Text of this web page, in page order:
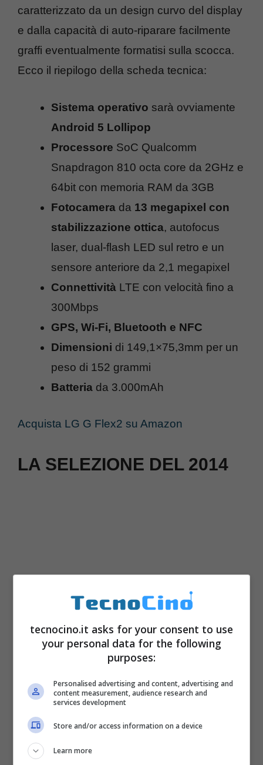
caratterizzato da un design curvo del display
e dalla capacità di auto-riparare facilmente
graffi eventualmente formatisi sulla scocca.
Ecco il riepilogo della scheda tecnica:
Sistema operativo sarà ovviamente
Android 5 Lollipop
Processore SoC Qualcomm
Snapdragon 810 octa core da 2GHz e
64bit con memoria RAM da 3GB
Fotocamera da 13 megapixel con
stabilizzazione ottica, autofocus
laser, dual-flash LED sul retro e un
sensore anteriore da 2,1 megapixel
Connettività LTE con velocità fino a
300Mbps
GPS, Wi-Fi, Bluetooth e NFC
Dimensioni di 149,1×75,3mm per un
peso di 152 grammi
Batteria da 3.000mAh
Acquista LG G Flex2 su Amazon
LA SELEZIONE DEL 2014
1) Sony Xperia M
tecnocino.it asks for your consent to use
your personal data for the following
purposes:
Personalised advertising and content, advertising and
content measurement, audience research and
services development
Store and/or access information on a device
Learn more